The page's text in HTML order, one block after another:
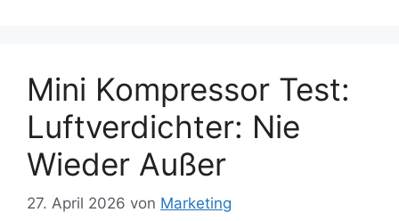
Mini Kompressor Test:
Luftverdichter: Nie
Wieder Außer
27. April 2026 von Marketing